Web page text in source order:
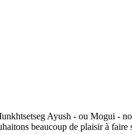
Ayush - ou Mogui -
beaucoup de plaisir à faire